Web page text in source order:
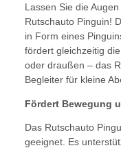
Lassen Sie die
Rutschauto Pinguin!
in Form eines
fördert gleichzeitig
oder draußen – das
Begleiter für kleine
Fördert Bewegung
Das Rutschauto
geeignet. Es